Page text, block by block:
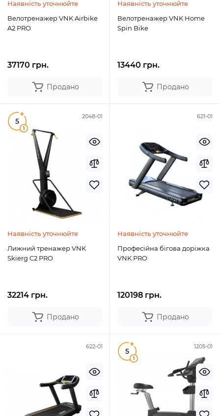
Наявність уточнюйте
Велотренажер VNK Airbike
A2 PRO
37170 грн.
Продано
Наявність уточнюйте
Велотренажер VNK Home
Spin Bike
13440 грн.
Продано
2048-01
5
1
Наявність уточнюйте
Лижний тренажер VNK
Skierg C2 PRO
32214 грн.
Продано
621-01
Наявність уточнюйте
Професійна бігова доріжка
VNK PRO
120198 грн.
Продано
622-01 1205-01
5
1